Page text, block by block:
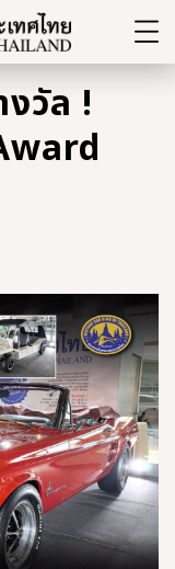
วัล !